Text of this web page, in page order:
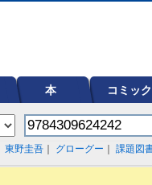
本 コミック
東野圭吾 グローグー 課題図